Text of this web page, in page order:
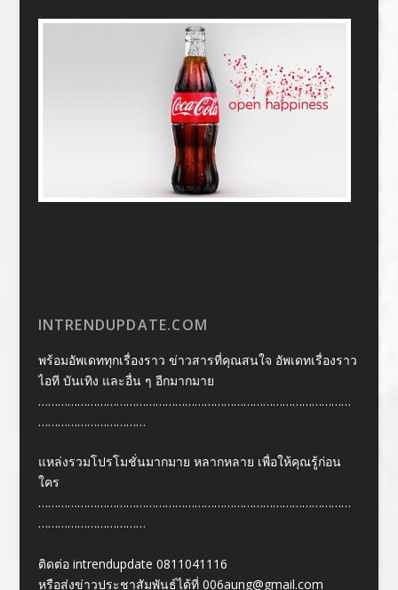
INTRENDUPDATE.COM
พร้อมอัพเดททุกเรื่องราว ข่าวสารที่คุณสนใจ อัพเดทเรื่องราว
ไอที บันเทิง และอื่น ๆ อีกมากมาย
……………………………………………………………………………………
……………………………
แหล่งรวมโปรโมชั่นมากมาย หลากหลาย เพื่อให้คุณรู้ก่อน
ใคร
……………………………………………………………………………………
……………………………
ติดต่อ intrendupdate 0811041116
หรือส่งข่าวประชาสัมพันธ์ได้ที่ 006aung@gmail.com